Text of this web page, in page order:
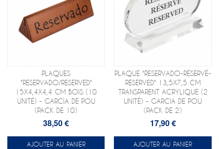
PLAQUES
"RESERVADO/RESERVED"
15X4,4X4,4 CM BOIS (10
UNITÉ) - GARCIA DE POU
(PACK DE 10)
38,50 €
AJOUTER AU PANIER
PLAQUE "RESERVADO-RÉSERVÉ-
RESERVED" 13,5X7,5 CM
TRANSPARENT ACRYLIQUE (2
UNITÉ) - GARCIA DE POU
(PACK DE 2)
17,90 €
AJOUTER AU PANIER